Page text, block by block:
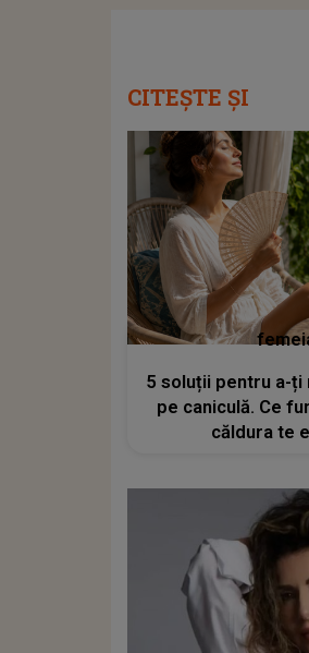
CITEȘTE ȘI
5 soluții pentru a-
pe caniculă. Ce
căldura te